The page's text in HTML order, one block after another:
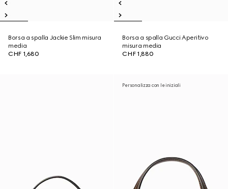
Borsa a spalla Jackie Slim misura
media
CHF 1,680
Borsa a spalla Gucci Aperitivo
misura media
CHF 1,880
Personalizza con le iniziali